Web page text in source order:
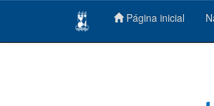
Página inicial